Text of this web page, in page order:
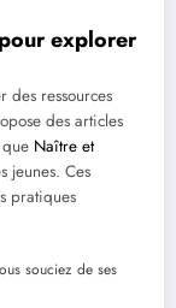
explorer
des ressources
des articles
Naître et
jeunes. Ces
pratiques
souciez de ses